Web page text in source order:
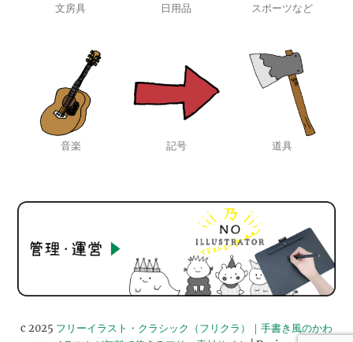
文房具 日用品 スポーツなど
音楽 記号 道具
c 2025 フリーイラスト・クラシック（フリクラ）｜手書き風のかわ